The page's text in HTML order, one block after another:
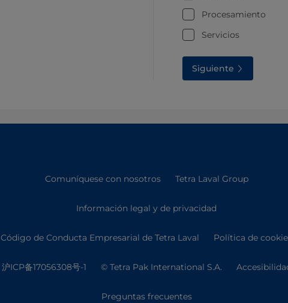
Procesamiento
Servicios
Siguiente
Comuníquese con nosotros Tetra Laval Group
Información legal y de privacidad
Código de Conducta Empresarial de Tetra Laval Política de
沪ICP备17056308号-1 © Tetra Pak International S.A.
Preguntas frecuentes